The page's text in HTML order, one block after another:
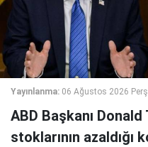
Yayınlanma: 06 Ağustos 2026
ABD Başkanı
stoklarının